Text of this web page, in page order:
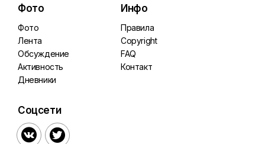
Фото
Фото
Лента
Обсуждение
Активность
Дневники
Инфо
Правила
Copyright
FAQ
Контакт
Соцсети
 